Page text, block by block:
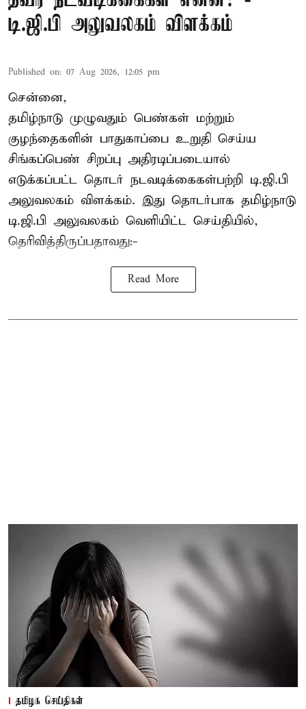
டி.ஜி.பி அலுவலகம் விளக்கம்
Published on: 07 Aug 2026, 12:05 pm
சென்னை,
தமிழ்நாடு முழுவதும் பெண்கள் மற்றும்
குழந்தைகளின் பாதுகாப்பை உறுதி செய்ய
சிங்கப்பெண் சிறப்பு அதிரடிப்படையால்
எடுக்கப்பட்ட தொடர் நடவடிக்கைகள்பற்றி டி.ஜி.பி
அலுவலகம் விளக்கம். இது தொடர்பாக தமிழ்நாடு
டி.ஜி.பி அலுவலகம் வெளியிட்ட செய்தியில்,
தெரிவித்திருப்பதாவது:-
Read More
தமிழக செய்திகள்